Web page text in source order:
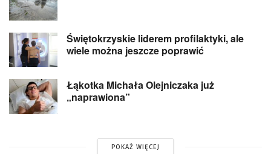
Świętokrzyskie liderem profilaktyki, ale
wiele można jeszcze poprawić
Łąkotka Michała Olejniczaka już
„naprawiona”
POKAŻ WIĘCEJ